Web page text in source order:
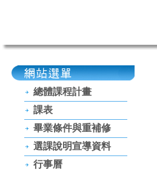
總體課程計畫
課表
畢業條件與重補修
選課說明宣導資料
行事曆